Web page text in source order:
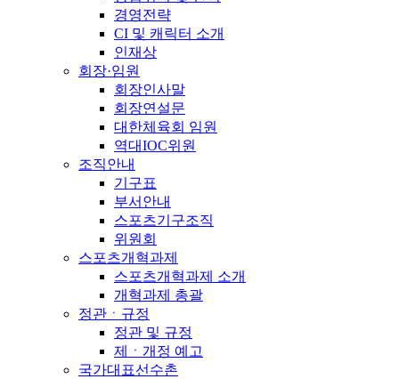
경영전략
CI 및 캐릭터 소개
인재상
회장·임원
회장인사말
회장연설문
대한체육회 임원
역대IOC위원
조직안내
기구표
부서안내
스포츠기구조직
위원회
스포츠개혁과제
스포츠개혁과제 소개
개혁과제 총괄
정관ㆍ규정
정관 및 규정
제ㆍ개정 예고
국가대표선수촌